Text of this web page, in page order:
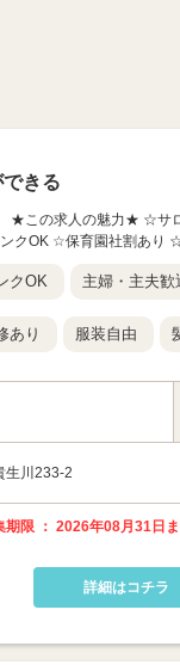
きる
★この求人の魅力★ ☆
クOK ☆保育園社割あり
クOK 主婦・主夫歓
あり 服装自由
生川233-2
期限 ： 2026年08月31日
詳細はコチラ